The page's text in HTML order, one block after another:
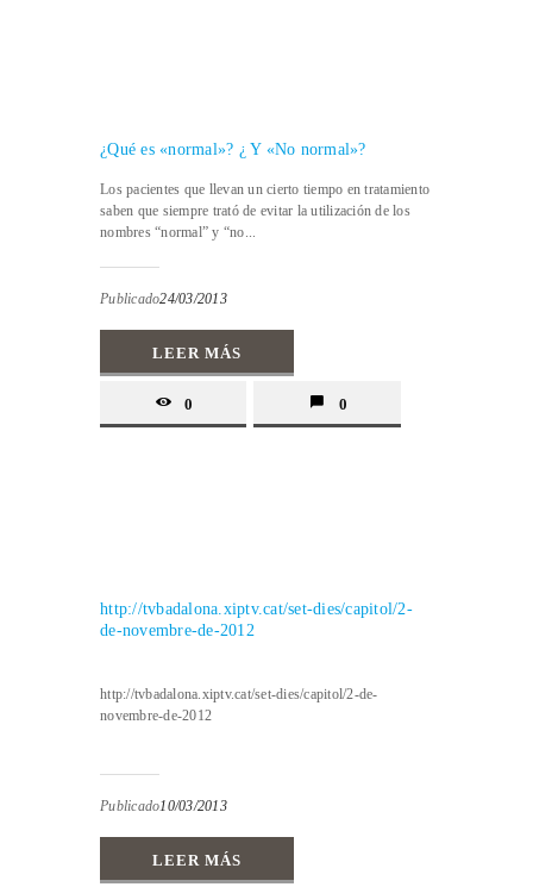
¿Qué es «normal»? ¿ Y «No normal»?
Los pacientes que llevan un cierto tiempo en tratamiento
saben que siempre trató de evitar la utilización de los
nombres “normal” y “no...
Publicado24/03/2013
LEER MÁS
0 0
http://tvbadalona.xiptv.cat/set-dies/capitol/2-
de-novembre-de-2012
http://tvbadalona.xiptv.cat/set-dies/capitol/2-de-
novembre-de-2012
Publicado10/03/2013
LEER MÁS